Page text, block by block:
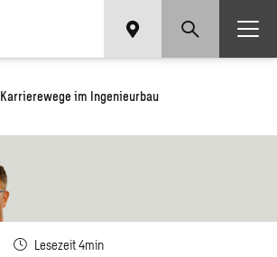
Karrierewege im Ingenieurbau
Lesezeit 4min